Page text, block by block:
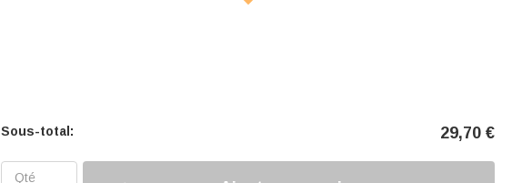
Sous-total: 29,70 €